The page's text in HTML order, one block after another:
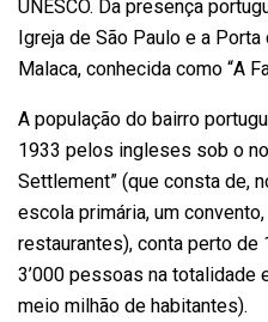
UNESCO. Da presença
Igreja de São Paulo e a
Malaca, conhecida como “A
A população do bairro
1933 pelos ingleses sob o
Settlement” (que consta de,
escola primária, um
restaurantes), conta perto de
3’000 pessoas na totalidade
meio milhão de habitantes).